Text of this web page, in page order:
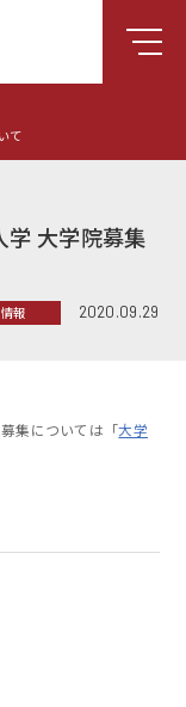
て
学 大学院募集
報 2020.09.29
集については「大学